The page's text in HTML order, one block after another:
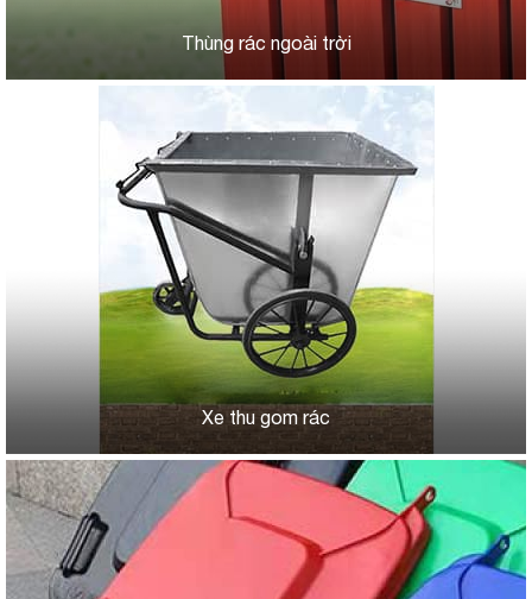
Thùng rác ngoài trời
Xe thu gom rác